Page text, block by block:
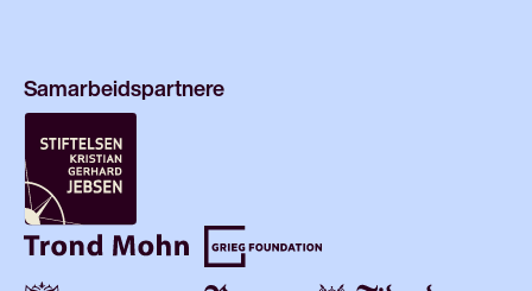
Samarbeidspartnere